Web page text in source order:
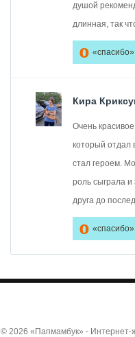
душой
длинная, так
0 «спасибо»
Кира
Очень
который отдал
стал героем.
роль сыграла и
друга до
0 «спасибо»
© 2026 «Папмамбук» - Интернет-